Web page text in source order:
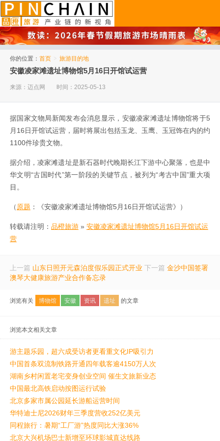
你的位置： 首页 > 旅游目的地
安徽凌家滩遗址博物馆5月16日开馆试运营
来源：迈点网 时间：2025-05-13
据国家文物局新闻发布会消息显示，安徽凌家滩遗址博物馆将于5
月16日开馆试运营，届时将展出包括玉龙、玉鹰、玉冠饰在内的约
1100件珍贵文物。
据介绍，凌家滩遗址是新石器时代晚期长江下游中心聚落，也是中
华文明“古国时代”第一阶段的关键节点，被列为“考古中国”重大项
目。
（原题 ：《安徽凌家滩遗址博物馆5月16日开馆试运营》）
转载请注明： 品橙旅游 » 安徽凌家滩遗址博物馆5月16日开馆试运
营
上一篇 山东日照开元森泊度假乐园正式开业 下一篇 金沙中国签署
澳琴大健康旅游产业合作备忘录
浏览有关 博物馆 安徽 资讯 遗址 的文章
浏览本文相关文章
游主题乐园，超六成受访者更看重文化IP吸引力
中国首条双流制铁路开通四年载客逾4150万人次
湖南乡村闲置老宅变身创业空间 催生文旅新业态
中国最北高铁启动按图运行试验
北京多家市属公园延长游船运营时间
华特迪士尼2026财年三季度营收252亿美元
同程旅行：暑期“工厂游”热度同比大涨36%
北京大兴机场巴士新增至环球影城直达线路